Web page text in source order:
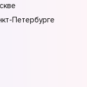
Петербурге